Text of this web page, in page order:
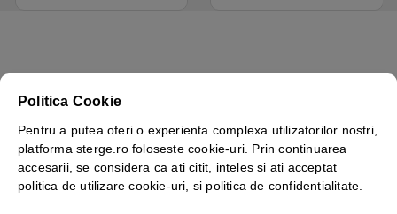
Greutate
Brand OXXA
Marime
12, 6, 7( S ), 8( M ), 9( L ), 10( XL ), 11(
XXL )
Politica Cookie
Pentru a putea oferi o experienta complexa utilizatorilor nostri,
platforma sterge.ro foloseste cookie-uri. Prin continuarea
accesarii, se considera ca ati citit, inteles si ati acceptat
politica de utilizare cookie-uri, si politica de confidentialitate.